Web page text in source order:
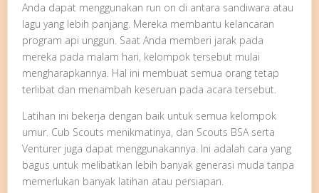
Anda dapat menggunakan run on di antara sandiwara atau
lagu yang lebih panjang. Mereka membantu kelancaran
program api unggun. Saat Anda memberi jarak pada
mereka pada malam hari, kelompok tersebut mulai
mengharapkannya. Hal ini membuat semua orang tetap
terlibat dan menambah keseruan pada acara tersebut.
Latihan ini bekerja dengan baik untuk semua kelompok
umur. Cub Scouts menikmatinya, dan Scouts BSA serta
Venturer juga dapat menggunakannya. Ini adalah cara yang
bagus untuk melibatkan lebih banyak generasi muda tanpa
memerlukan banyak latihan atau persiapan.